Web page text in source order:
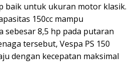
baik untuk ukuran motor klasik.
150cc mampu
sebesar 8,5 hp pada putaran
tersebut, Vespa PS 150
dengan kecepatan maksimal